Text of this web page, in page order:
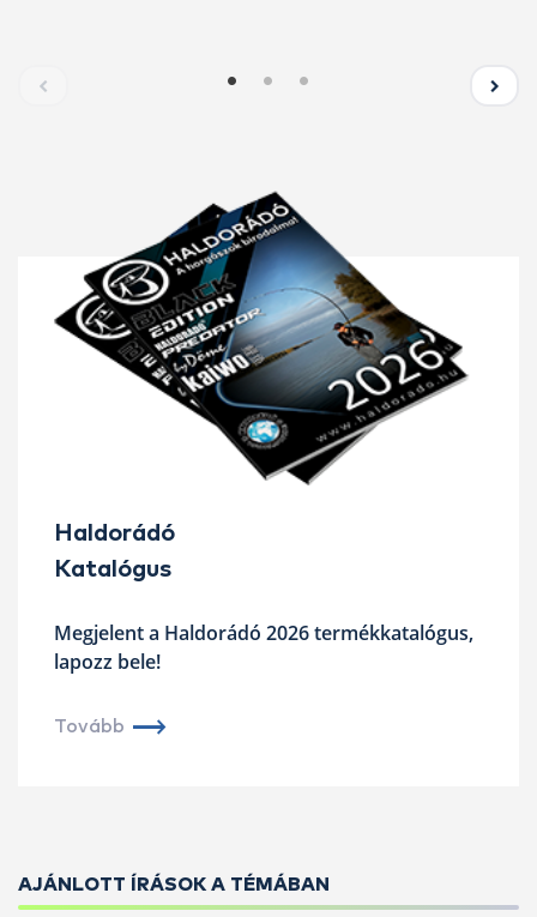
Haldorádó
Katalógus
Megjelent a Haldorádó 2026 termékkatalógus,
lapozz bele!
Tovább
AJÁNLOTT ÍRÁSOK A TÉMÁBAN